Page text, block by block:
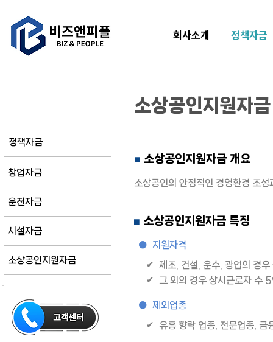
회사소개 정책자금
정책자금
창업자금
운전자금
시설자금
소상공인지원자금
소상공인지원자금
■ 소상공인지원자금 개요
소상공인의 안정적인 경영환경 조
■ 소상공인지원자금 특징
● 지원자격
✔ 제조, 건설, 운수, 광업의 경우
✔ 그 외의 경우 상시근로자 수 5
● 제외업종
✔ 유흥 향락 업종, 전문업종, 금